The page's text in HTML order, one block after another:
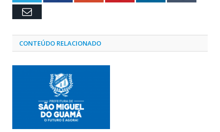
Email
CONTEÚDO RELACIONADO